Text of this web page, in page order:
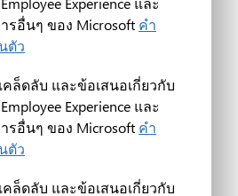
อื่นๆ ของ Microsoft คำ
ตัว
ล็ดลับ และข้อเสนอเกี่ยวกับ
Experience และ
อื่นๆ ของ Microsoft คำ
ตัว
ล็ดลับ และข้อเสนอเกี่ยวกับ